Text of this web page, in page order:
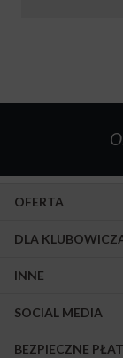
OFERTA
DLA
INNE
SOCIAL MEDIA
BEZPIECZNE